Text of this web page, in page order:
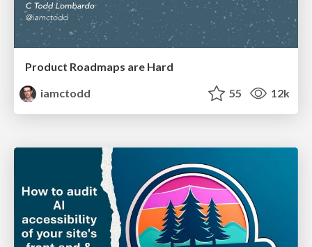
Product Roadmaps are Hard
iamctodd
55 12k